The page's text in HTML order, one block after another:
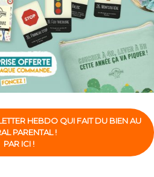
HEBDO QUI FAIT DU BIEN AU
PARENTAL !
PAR ICI !